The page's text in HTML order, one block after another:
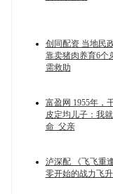
创同配资 当地民
靠卖猪肉养育6个
需救助
富盈网 1955年，
皮定均儿子：我
命_父亲
泸深配 《飞飞重
零开始的战力飞